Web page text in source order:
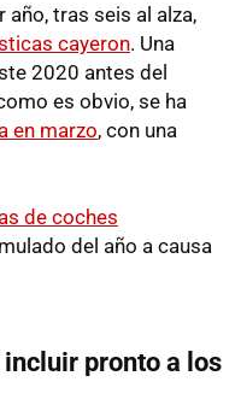
año, tras seis al alza,
cayeron. Una
2020 antes del
es obvio, se ha
en marzo, con una
de coches
del año a causa
pronto a los